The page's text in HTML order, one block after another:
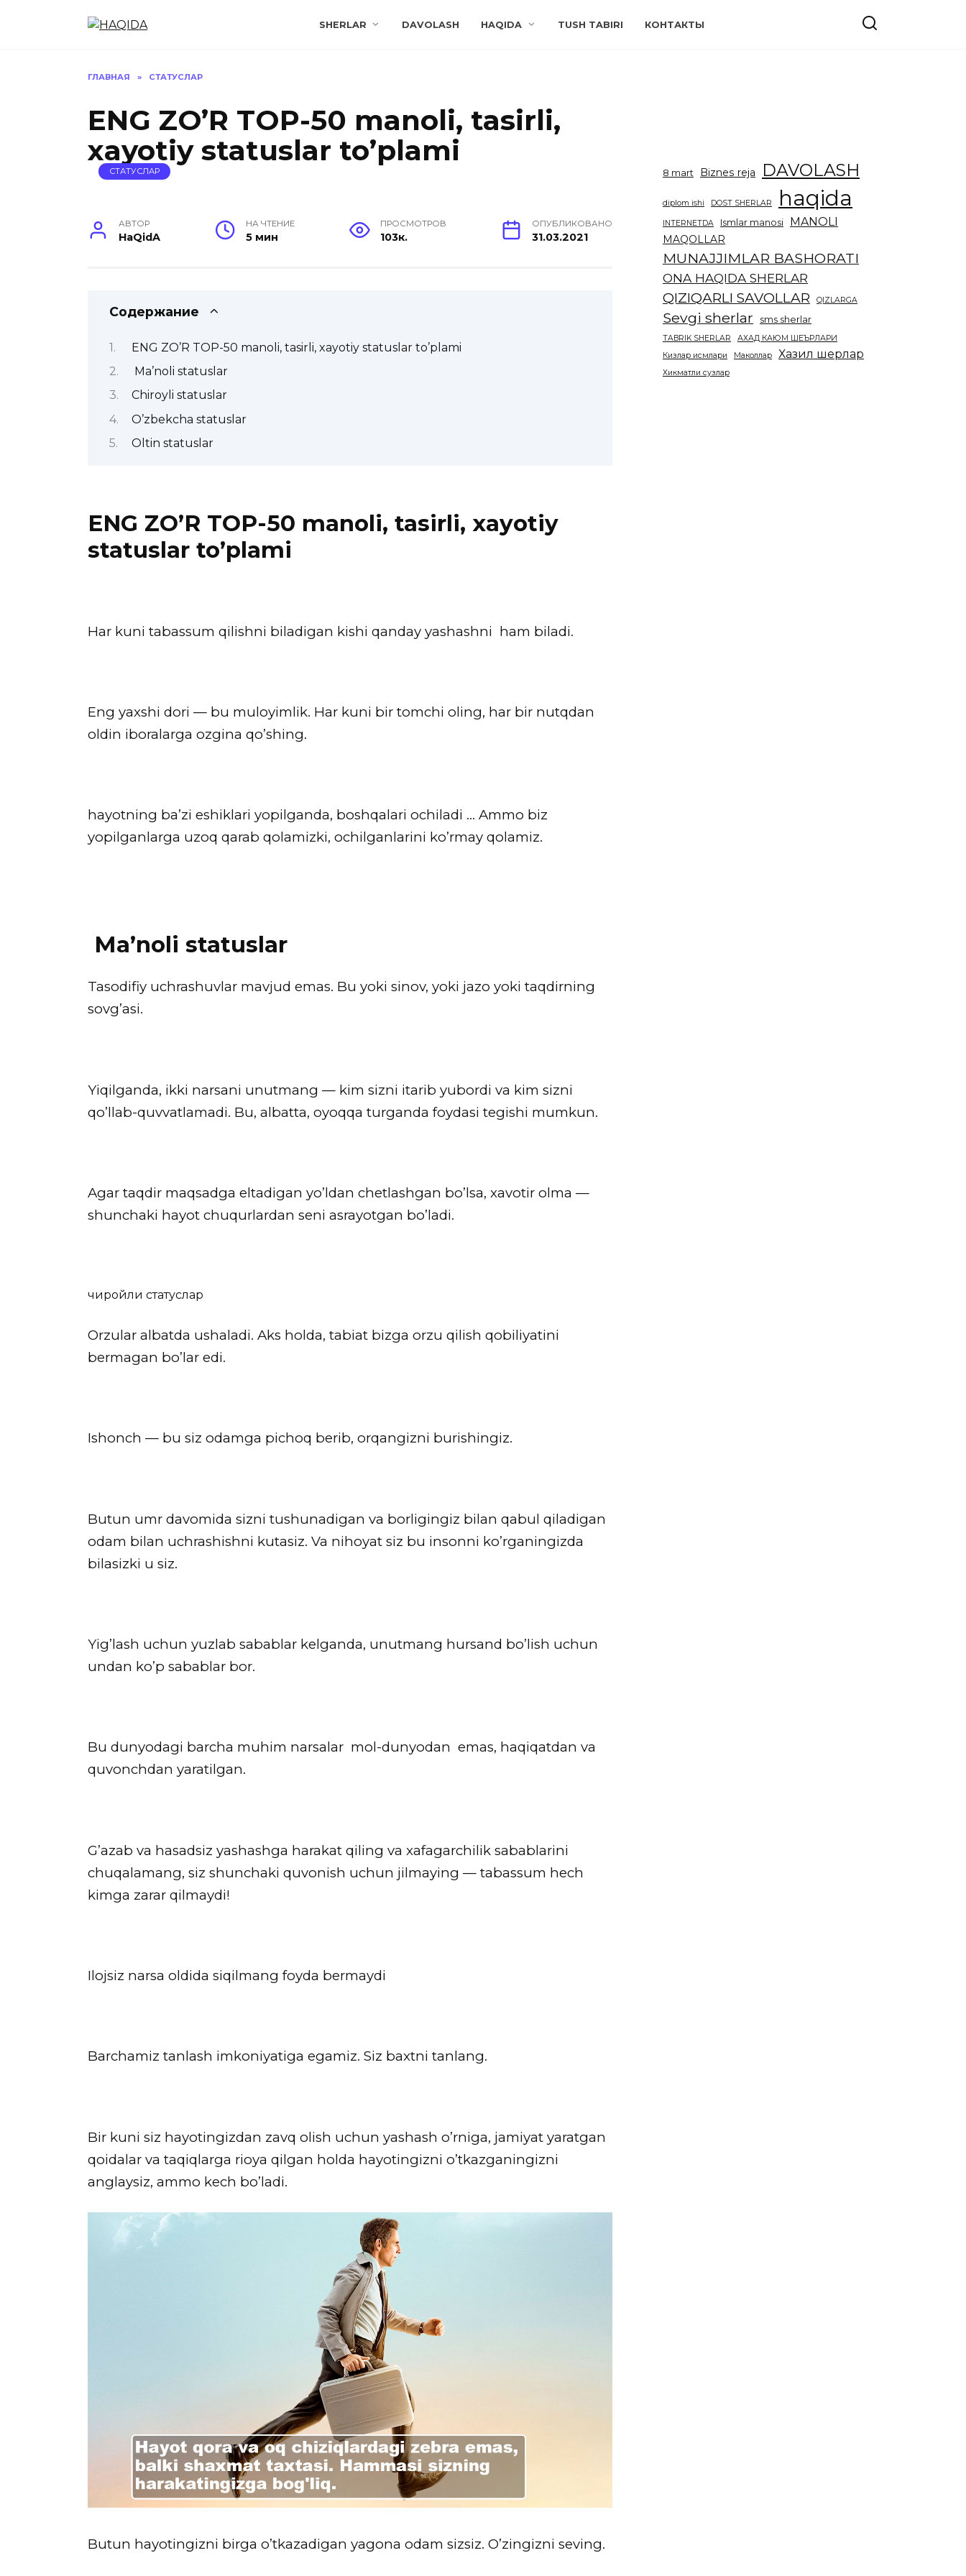
SHERLAR DAVOLASH HAQIDA TUSH TABIRI КОНТАКТЫ
ГЛАВНАЯ » CТАТУСЛАР
ENG ZO’R TOP-50 manoli, tasirli,
xayotiy statuslar to’plami
CТАТУСЛАР
АВТОР
HaQidA
НА ЧТЕНИЕ
5 мин
ПРОСМОТРОВ
103к.
ОПУБЛИКОВАНО
31.03.2021
Содержание
ENG ZO’R TOP-50 manoli, tasirli, xayotiy statuslar to’plami
Ma’noli statuslar
Chiroyli statuslar
O’zbekcha statuslar
Oltin statuslar
ENG ZO’R TOP-50 manoli, tasirli, xayotiy
statuslar to’plami
Har kuni tabassum qilishni biladigan kishi qanday yashashni ham biladi.
Eng yaxshi dori — bu muloyimlik. Har kuni bir tomchi oling, har bir nutqdan
oldin iboralarga ozgina qo’shing.
hayotning ba’zi eshiklari yopilganda, boshqalari ochiladi … Ammo biz
yopilganlarga uzoq qarab qolamizki, ochilganlarini ko’rmay qolamiz.
Ma’noli statuslar
Tasodifiy uchrashuvlar mavjud emas. Bu yoki sinov, yoki jazo yoki taqdirning
sovg’asi.
Yiqilganda, ikki narsani unutmang — kim sizni itarib yubordi va kim sizni
qo’llab-quvvatlamadi. Bu, albatta, oyoqqa turganda foydasi tegishi mumkun.
Agar taqdir maqsadga eltadigan yo’ldan chetlashgan bo’lsa, xavotir olma —
shunchaki hayot chuqurlardan seni asrayotgan bo’ladi.
чиройли статуслар
Orzular albatda ushaladi. Aks holda, tabiat bizga orzu qilish qobiliyatini
bermagan bo’lar edi.
Ishonch — bu siz odamga pichoq berib, orqangizni burishingiz.
Butun umr davomida sizni tushunadigan va borligingiz bilan qabul qiladigan
odam bilan uchrashishni kutasiz. Va nihoyat siz bu insonni ko’rganingizda
bilasizki u siz.
Yig’lash uchun yuzlab sabablar kelganda, unutmang hursand bo’lish uchun
undan ko’p sabablar bor.
Bu dunyodagi barcha muhim narsalar mol-dunyodan emas, haqiqatdan va
quvonchdan yaratilgan.
G’azab va hasadsiz yashashga harakat qiling va xafagarchilik sabablarini
chuqalamang, siz shunchaki quvonish uchun jilmaying — tabassum hech
kimga zarar qilmaydi!
Ilojsiz narsa oldida siqilmang foyda bermaydi
Barchamiz tanlash imkoniyatiga egamiz. Siz baxtni tanlang.
Bir kuni siz hayotingizdan zavq olish uchun yashash o’rniga, jamiyat yaratgan
qoidalar va taqiqlarga rioya qilgan holda hayotingizni o’tkazganingizni
anglaysiz, ammo kech bo’ladi.
Butun hayotingizni birga o’tkazadigan yagona odam sizsiz. O’zingizni seving.
8 mart Biznes reja DAVOLASH
diplom ishi DOST SHERLAR haqida
INTERNETDA Ismlar manosi MANOLI
MAQOLLAR
MUNAJJIMLAR BASHORATI
ONA HAQIDA SHERLAR
QIZIQARLI SAVOLLAR QIZLARGA
Sevgi sherlar sms sherlar
TABRIK SHERLAR
АХАД КАЮМ ШЕЪРЛАРИ
Кизлар исмлари
Маколлар Хазил шерлар
Хикматли сузлар